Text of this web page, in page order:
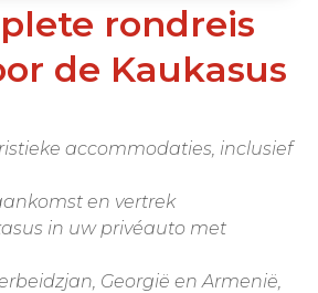
de Kaukasus
en vertrek
in uw privéauto met
Georgië en Armenië,